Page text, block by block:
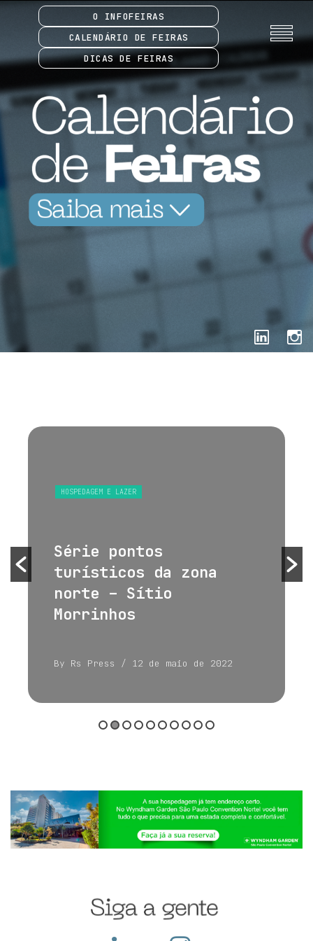
O INFOFEIRAS
CALENDÁRIO DE FEIRAS
DICAS DE FEIRAS
HOSPEDAGEM E LAZER
Série pontos
turísticos da zona
norte – Sítio
Morrinhos
By Rs Press / 12 de maio de 2022